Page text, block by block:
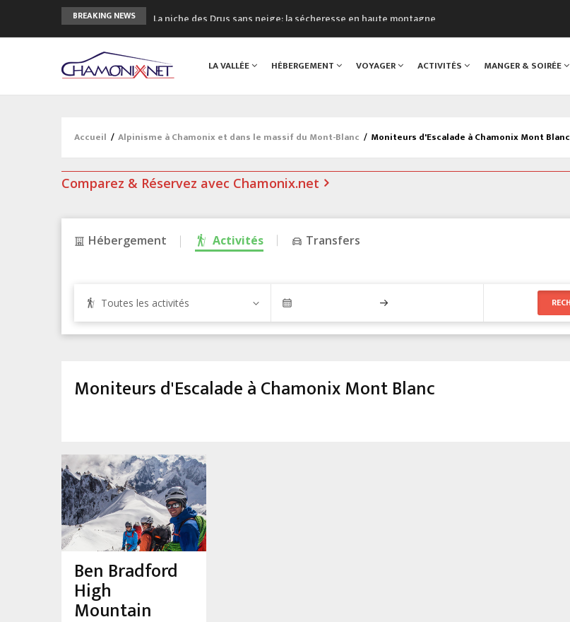
BREAKING NEWS
La niche des Drus sans neige: la sécheresse en haute montagne
Craft ouvre un nouveau magasin de course à pied à Chamonix
3eme Chamonix Vallée Classics Festival
LA VALLÉE HÉBERGEMENT VOYAGER ACTIVITÉS MANGER & SOIRÉE
Accueil / Alpinisme à Chamonix et dans le massif du Mont-Blanc / Moniteurs d'Escalade à Chamonix Mont Blanc
Comparez & Réservez avec Chamonix.net
Hébergement Activités Transfers
Toutes les activités
Moniteurs d'Escalade à Chamonix Mont Blanc
Ben Bradford
High
Mountain